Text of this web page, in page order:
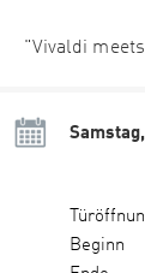
"Vivaldi
Beginn